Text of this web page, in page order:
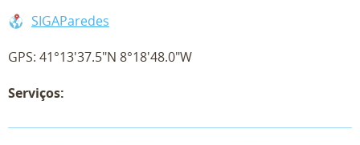
SIGAParedes
GPS: 41°13'37.5"N 8°18'48.0"W
Serviços: